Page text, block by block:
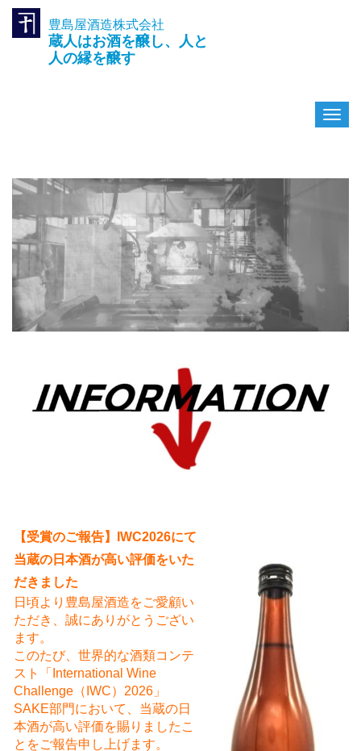
豊島屋酒造株式会社
蔵人はお酒を醸し、人と
人の縁を醸す
ナ
【受賞のご報告】IWC2026にて
当蔵の日本酒が高い評価をいた
だきました
日頃より豊島屋酒造をご愛顧い
ただき、誠にありがとうござい
ます。
このたび、世界的な酒類コンテ
スト「International Wine
Challenge（IWC）2026」
SAKE部門において、当蔵の日
本酒が高い評価を賜りましたこ
とをご報告申し上げます。